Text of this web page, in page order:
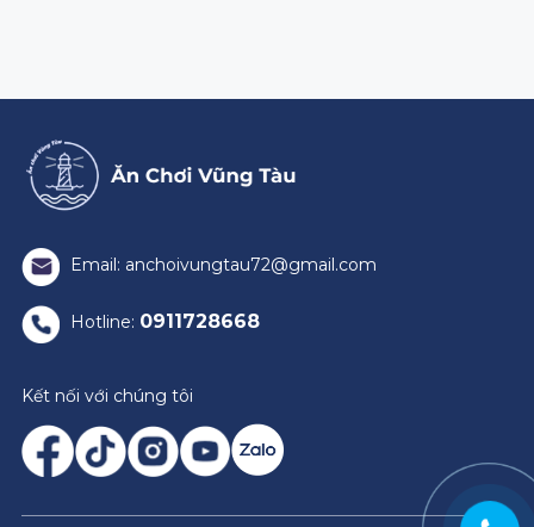
Email: anchoivungtau72@gmail.com
Hotline: 0911728668
Kết nối với chúng tôi